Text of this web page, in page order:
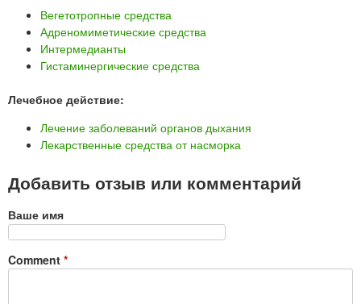
Вегетотропные средства
Адреномиметические средства
Интермедианты
Гистаминергические средства
Лечебное действие:
Лечение заболеваний органов дыхания
Лекарственные средства от насморка
Добавить отзыв или комментарий
Ваше имя
Comment *